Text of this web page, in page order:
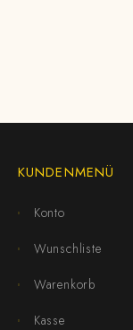
KUNDENMENÜ
Konto
Wunschliste
Warenkorb
Kasse